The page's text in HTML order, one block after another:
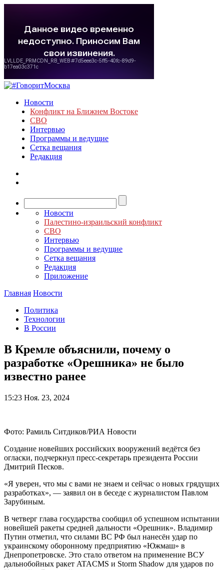
Новости
Конфликт на Ближнем Востоке
СВО
Интервью
Программы и ведущие
Сетка вещания
Редакция
Новости
Палестино-израильский конфликт
СВО
Интервью
Программы и ведущие
Сетка вещания
Редакция
Приложение
Главная Новости
Политика
Технологии
В России
В Кремле объяснили, почему о
разработке «Орешника» не было
известно ранее
15:23 Ноя. 23, 2024
Фото: Рамиль Ситдиков/РИА Новости
Создание новейших российских вооружений ведётся без
огласки, подчеркнул пресс-секретарь президента России
Дмитрий Песков.
«Я уверен, что мы с вами не знаем и сейчас о новых грядущих
разработках», — заявил он в беседе с журналистом Павлом
Зарубиным.
В четверг глава государства сообщил об успешном испытании
новейшей ракеты средней дальности «Орешник». Владимир
Путин отметил, что силами ВС РФ был нанесён удар по
украинскому оборонному предприятию «Южмаш» в
Днепропетровске. Это стало ответом на применение ВСУ
дальнобойных ракет ATACMS и Storm Shadow для ударов по